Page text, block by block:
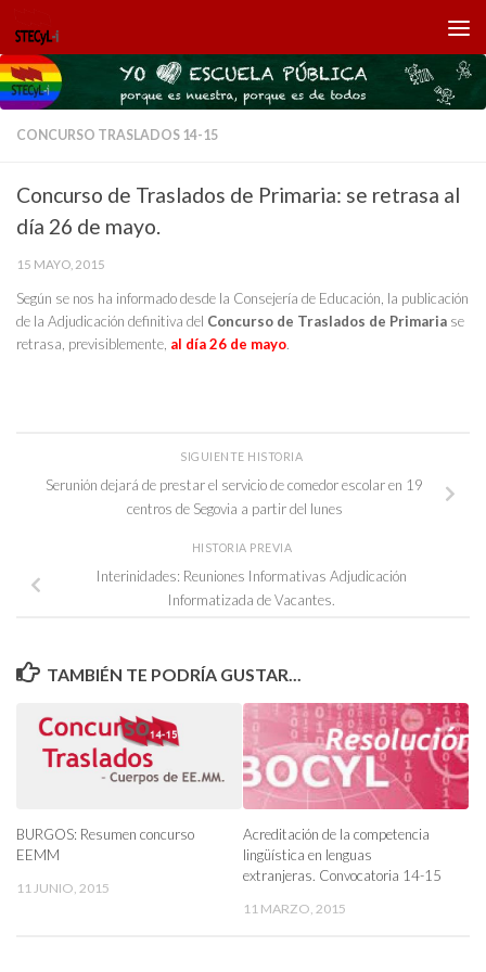
Saltar al contenido
CONCURSO TRASLADOS 14-15
Concurso de Traslados de Primaria: se retrasa al
día 26 de mayo.
15 MAYO, 2015
Según se nos ha informado desde la Consejería de Educación, la publicación
de la Adjudicación definitiva del Concurso de Traslados de Primaria se
retrasa, previsiblemente, al día 26 de mayo.
SIGUIENTE HISTORIA
Serunión dejará de prestar el servicio de comedor escolar en 19
centros de Segovia a partir del lunes
HISTORIA PREVIA
Interinidades: Reuniones Informativas Adjudicación
Informatizada de Vacantes.
TAMBIÉN TE PODRÍA GUSTAR...
BURGOS: Resumen concurso
EEMM
11 JUNIO, 2015
Acreditación de la competencia
lingüística en lenguas
extranjeras. Convocatoria 14-15
11 MARZO, 2015